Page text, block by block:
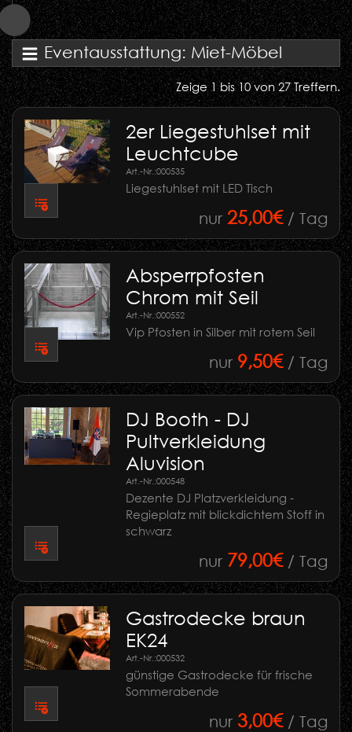
Eventausstattung: Miet-Möbel
Zeige 1 bis 10 von 27 Treffern.
2er Liegestuhlset mit
Leuchtcube
Liegestuhlset mit LED Tisch
Art.-Nr.:000535
nur 25,00€/ Tag
Absperrpfosten
Chrom mit Seil
Vip Pfosten in Silber mit rotem Seil
Art.-Nr.:000552
nur 9,50€/ Tag
DJ Booth - DJ
Pultverkleidung
Aluvision
Dezente DJ Platzverkleidung -
Regieplatz mit blickdichtem Stoff in
schwarz
Art.-Nr.:000548
nur 79,00€/ Tag
Gastrodecke braun
EK24
günstige Gastrodecke für frische
Sommerabende
Art.-Nr.:000532
nur 3,00€/ Tag